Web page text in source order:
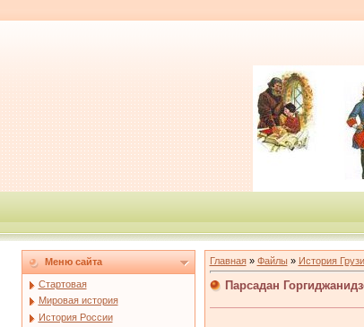
Меню сайта
Стартовая
Мировая история
История России
Главная» Файлы» История
Парсадан